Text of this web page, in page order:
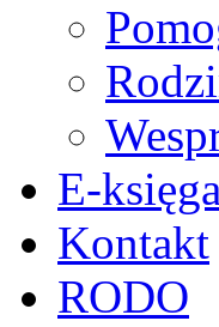
E-
Kontakt
RODO